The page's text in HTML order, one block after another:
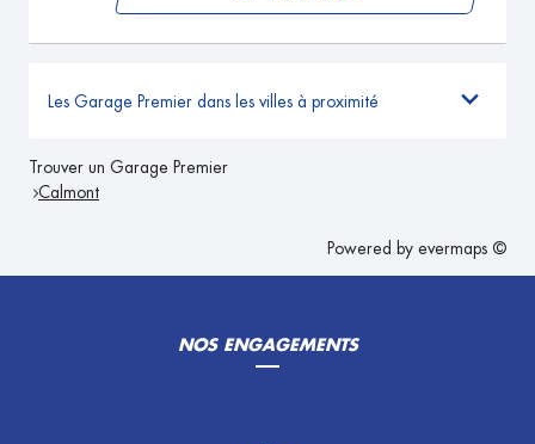
Les Garage Premier dans les villes à proximité
Trouver un Garage Premier
Calmont
Powered by evermaps ©
NOS ENGAGEMENTS